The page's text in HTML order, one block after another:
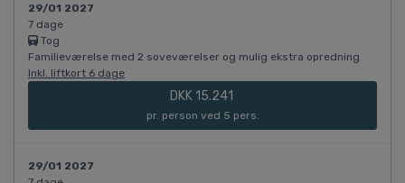
29/01 2027
7 dage
Tog
Familieværelse med 2 soveværelser og mulig ekstra opredning
Inkl. liftkort 6 dage
DKK 15.241
pr. person ved 5 pers.
29/01 2027